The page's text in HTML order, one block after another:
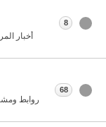
أخبار
8
روابط
68